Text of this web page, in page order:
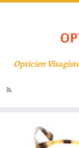
Opticien